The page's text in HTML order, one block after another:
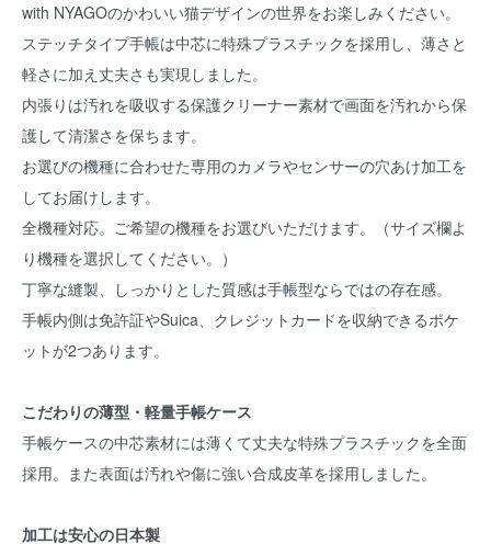
with NYAGOのかわいい猫デザインの世界をお楽しみください。
ステッチタイプ手帳は中芯に特殊プラスチックを採用し、薄さと
軽さに加え丈夫さも実現しました。
内張りは汚れを吸収する保護クリーナー素材で画面を汚れから保
護して清潔さを保ちます。
お選びの機種に合わせた専用のカメラやセンサーの穴あけ加工を
してお届けします。
全機種対応。ご希望の機種をお選びいただけます。（サイズ欄よ
り機種を選択してください。）
丁寧な縫製、しっかりとした質感は手帳型ならではの存在感。
手帳内側は免許証やSuica、クレジットカードを収納できるポケ
ットが2つあります。
こだわりの薄型・軽量手帳ケース
手帳ケースの中芯素材には薄くて丈夫な特殊プラスチックを全面
採用。また表面は汚れや傷に強い合成皮革を採用しました。
加工は安心の日本製